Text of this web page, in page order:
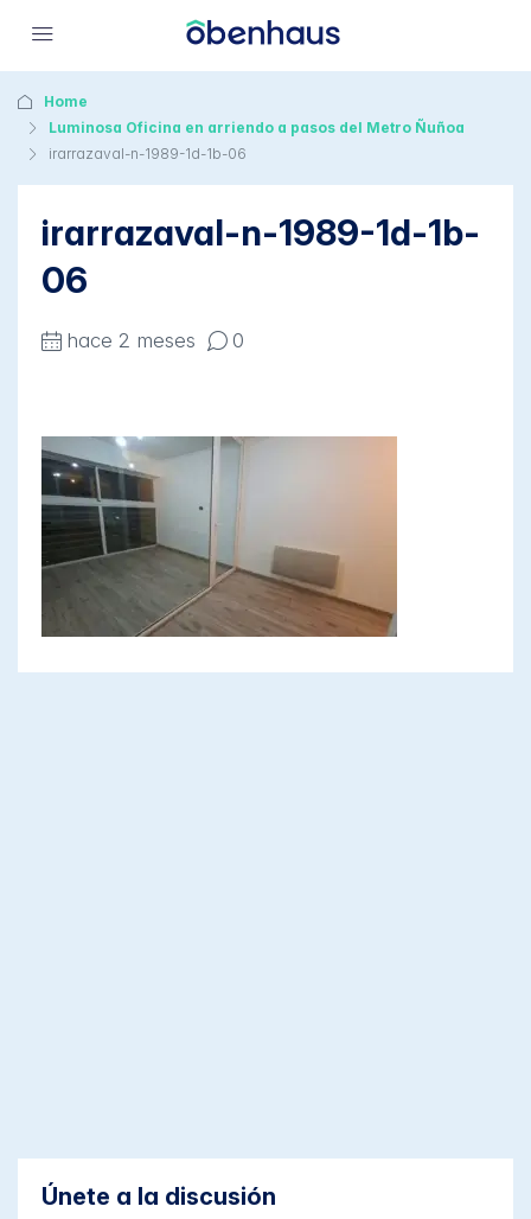
Home
Luminosa Oficina en arriendo a pasos del Metro Ñuñoa
irarrazaval-n-1989-1d-1b-06
irarrazaval-n-1989-1d-1b-
06
hace 2 meses 0
Únete a la discusión